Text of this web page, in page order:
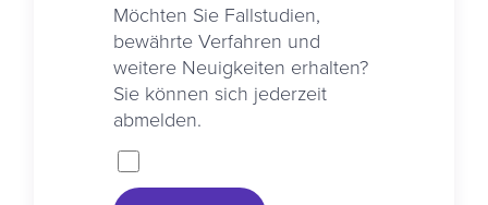
Möchten Sie Fallstudien,
bewährte Verfahren und
weitere Neuigkeiten erhalten?
Sie können sich jederzeit
abmelden.